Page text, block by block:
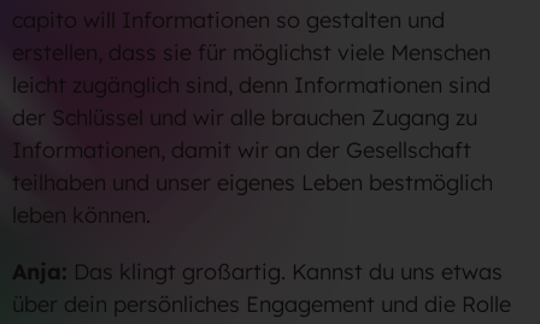
capito will Informationen so gestalten und
erstellen, dass sie für möglichst viele Menschen
leicht zugänglich sind, denn Informationen sind
der Schlüssel und wir alle brauchen Zugang zu
Informationen, damit wir an der Gesellschaft
teilhaben und unser eigenes Leben bestmöglich
leben können.
Anja: Das klingt großartig. Kannst du uns etwas
über dein persönliches Engagement und die Rolle